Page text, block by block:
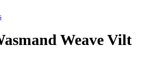
Weave Vilt